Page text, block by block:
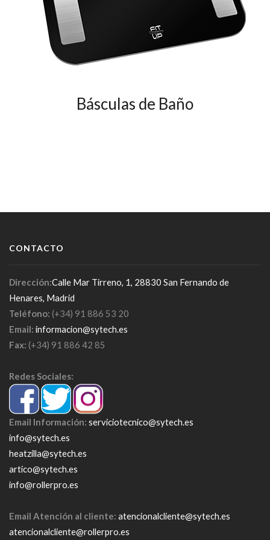
Básculas de Baño
CONTACTO
Dirección:Calle Mar Tirreno, 1, 28830 San Fernando de
Henares, Madrid
Teléfono: (+34) 91 886 53 20
Email: informacion@sytech.es
Fax: (+34) 91 886 42 85
Redes Sociales:
Email Información: serviciotecnico@sytech.es
info@sytech.es
heatzilla@sytech.es
artico@sytech.es
info@rollerpro.es
Email Atención al cliente: atencionalcliente@sytech.es
atencionalcliente@rollerpro.es